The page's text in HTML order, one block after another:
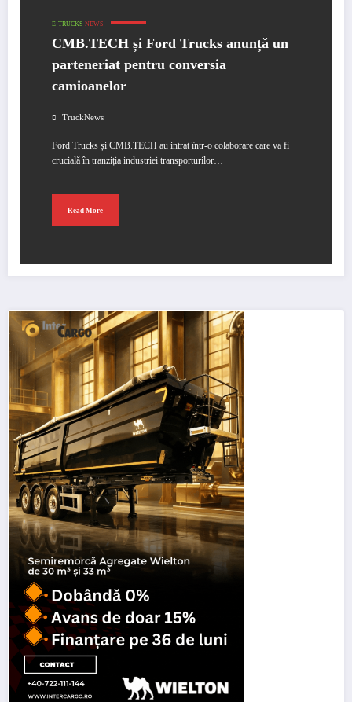
E-TRUCKS NEWS
CMB.TECH și Ford Trucks anunță un
parteneriat pentru conversia
camioanelor
TruckNews
Ford Trucks și CMB.TECH au intrat într-o colaborare care va fi
crucială în tranziția industriei transporturilor…
Read More